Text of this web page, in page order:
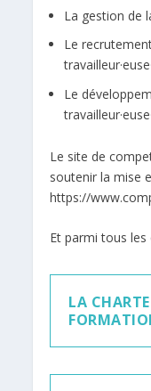
La gestion de
Le
Le
Le site de
soutenir la mise
https://
Et parmi tous les
LA